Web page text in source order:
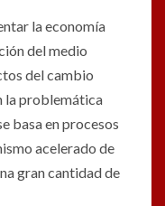
la economía
del medio
del cambio
la problemática
basa en procesos
acelerado de
gran cantidad de